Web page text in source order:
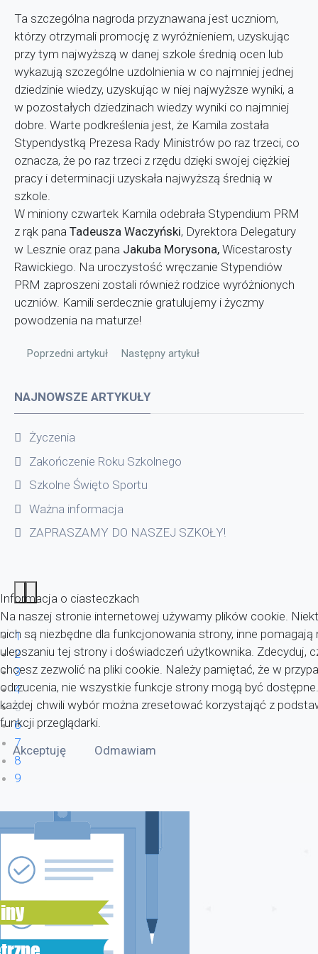
Ta szczególna nagroda przyznawana jest uczniom,
którzy otrzymali promocję z wyróżnieniem, uzyskując
przy tym najwyższą w danej szkole średnią ocen lub
wykazują szczególne uzdolnienia w co najmniej jednej
dziedzinie wiedzy, uzyskując w niej najwyższe wyniki, a
w pozostałych dziedzinach wiedzy wyniki co najmniej
dobre. Warte podkreślenia jest, że Kamila została
Stypendystką Prezesa Rady Ministrów po raz trzeci, co
oznacza, że po raz trzeci z rzędu dzięki swojej ciężkiej
pracy i determinacji uzyskała najwyższą średnią w
szkole.
W miniony czwartek Kamila odebrała Stypendium PRM
z rąk pana Tadeusza Waczyński, Dyrektora Delegatury
w Lesznie oraz pana Jakuba Morysona, Wicestarosty
Rawickiego. Na uroczystość wręczanie Stypendiów
PRM zaproszeni zostali również rodzice wyróżnionych
uczniów. Kamili serdecznie gratulujemy i życzmy
powodzenia na maturze!
Poprzedni artykuł: Spotkanie przedświąteczne w WTZ w
Poprzedni artykuł Następny artykuł: Regulamin szkolnego
Następny artykuł
NAJNOWSZE ARTYKUŁY
Życzenia
Zakończenie Roku Szkolnego
Szkolne Święto Sportu
Ważna informacja
ZAPRASZAMY DO NASZEJ SZKOŁY!
1
2
3
4
5
6
7
8
9
Informacja o ciasteczkach
Na naszej stronie internetowej używamy plików cookie.
nich są niezbędne dla funkcjonowania strony, inne pomagają
ulepszaniu tej strony i doświadczeń użytkownika. Zdecyduj,
chcesz zezwolić na pliki cookie. Należy pamiętać, że w
odrzucenia, nie wszystkie funkcje strony mogą być
każdej chwili wybór można zresetować korzystająć z
funkcji przeglądarki.
Akceptuję
Odmawiam